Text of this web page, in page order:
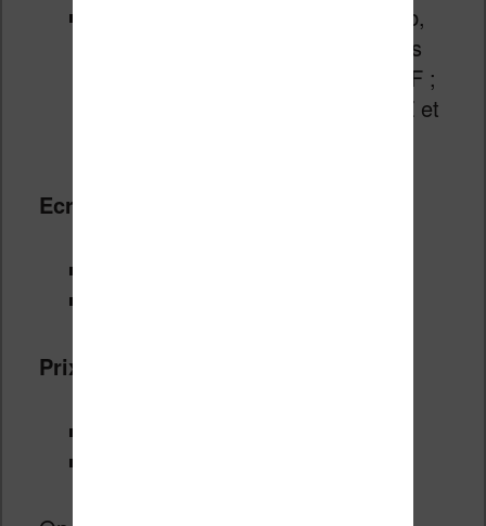
Kobo Glo : Formats textes : EPub,
PDF, TXT, HTML et RTF ; formats
images : JPEG, GIF, PNG et TIFF ;
formats Bandes Dessinées : CBZ et
Ecran éclairé :
Prix public conseillé :